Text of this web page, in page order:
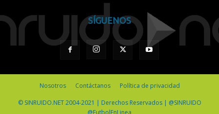
SÍGUENOS
Nosotros Contáctanos Política de privacidad
© SINRUIDO.NET 2004-2021 | Derechos Reservados | @SINRUIDO